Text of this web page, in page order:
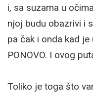
i, sa suzama u
njoj budu obazrivi i
pa čak i onda kad
PONOVO. I ovog
Toliko je toga što